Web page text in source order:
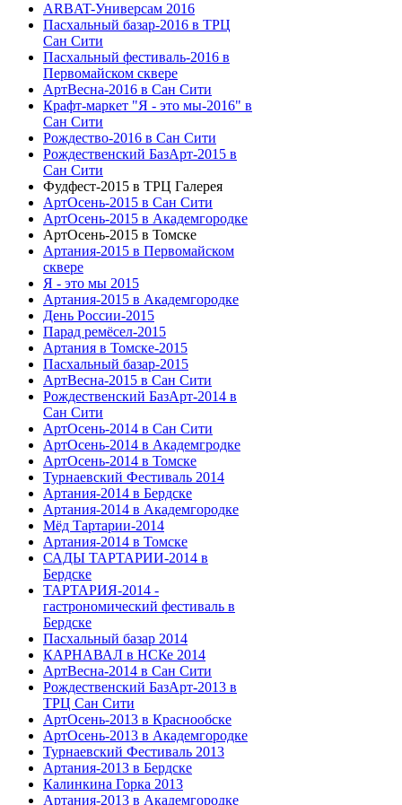
ARBAT-Универсам 2016
Пасхальный базар-2016 в ТРЦ
Сан Сити
Пасхальный фестиваль-2016 в
Первомайском сквере
АртВесна-2016 в Сан Сити
Крафт-маркет "Я - это мы-2016" в
Сан Сити
Рождество-2016 в Сан Сити
Рождественский БазАрт-2015 в
Сан Сити
Фудфест-2015 в ТРЦ Галерея
АртОсень-2015 в Сан Сити
АртОсень-2015 в Академгородке
АртОсень-2015 в Томске
Артания-2015 в Первомайском
сквере
Я - это мы 2015
Артания-2015 в Академгородке
День России-2015
Парад ремёсел-2015
Артания в Томске-2015
Пасхальный базар-2015
АртВесна-2015 в Сан Сити
Рождественский БазАрт-2014 в
Сан Сити
АртОсень-2014 в Сан Сити
АртОсень-2014 в Академгродке
АртОсень-2014 в Томске
Турнаевский Фестиваль 2014
Артания-2014 в Бердске
Артания-2014 в Академгородке
Мёд Тартарии-2014
Артания-2014 в Томске
САДЫ ТАРТАРИИ-2014 в
Бердске
ТАРТАРИЯ-2014 -
гастрономический фестиваль в
Бердске
Пасхальный базар 2014
КАРНАВАЛ в НСКе 2014
АртВесна-2014 в Сан Сити
Рождественский БазАрт-2013 в
ТРЦ Сан Сити
АртОсень-2013 в Краснообске
АртОсень-2013 в Академгородке
Турнаевский Фестиваль 2013
Артания-2013 в Бердске
Калинкина Горка 2013
Артания-2013 в Академгородке